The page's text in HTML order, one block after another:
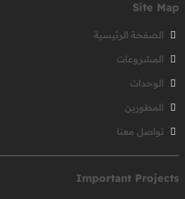
Site Map
الصفحة الرئيسية
المشروعات
الوحدات
المطورين
تواصل معنا
Important Projects